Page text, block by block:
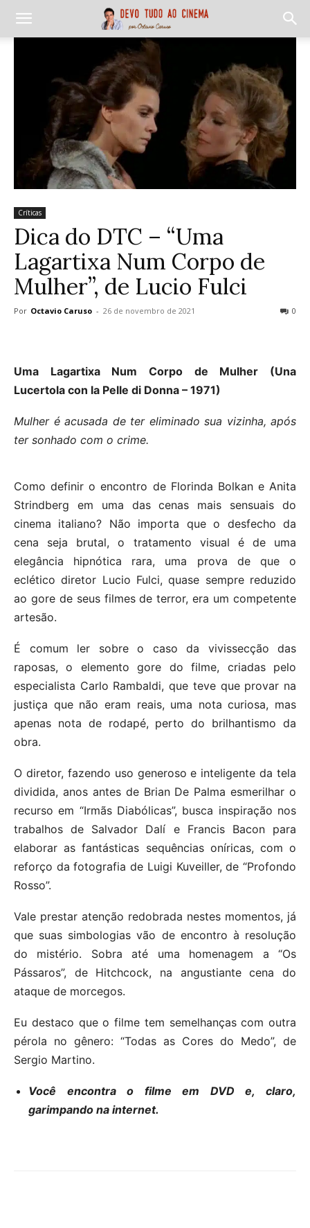
Críticas
Dica do DTC – “Uma
Lagartixa Num Corpo de
Mulher”, de Lucio Fulci
Por Octavio Caruso - 26 de novembro de 2021 0
Uma Lagartixa Num Corpo de Mulher (Una
Lucertola con la Pelle di Donna – 1971)
Mulher é acusada de ter eliminado sua vizinha, após
ter sonhado com o crime.
Como definir o encontro de Florinda Bolkan e Anita
Strindberg em uma das cenas mais sensuais do
cinema italiano? Não importa que o desfecho da
cena seja brutal, o tratamento visual é de uma
elegância hipnótica rara, uma prova de que o
eclético diretor Lucio Fulci, quase sempre reduzido
ao gore de seus filmes de terror, era um competente
artesão.
É comum ler sobre o caso da vivissecção das
raposas, o elemento gore do filme, criadas pelo
especialista Carlo Rambaldi, que teve que provar na
justiça que não eram reais, uma nota curiosa, mas
apenas nota de rodapé, perto do brilhantismo da
obra.
O diretor, fazendo uso generoso e inteligente da tela
dividida, anos antes de Brian De Palma esmerilhar o
recurso em “Irmãs Diabólicas”, busca inspiração nos
trabalhos de Salvador Dalí e Francis Bacon para
elaborar as fantásticas sequências oníricas, com o
reforço da fotografia de Luigi Kuveiller, de “Profondo
Rosso”.
Vale prestar atenção redobrada nestes momentos, já
que suas simbologias vão de encontro à resolução
do mistério. Sobra até uma homenagem a “Os
Pássaros”, de Hitchcock, na angustiante cena do
ataque de morcegos.
Eu destaco que o filme tem semelhanças com outra
pérola no gênero: “Todas as Cores do Medo”, de
Sergio Martino.
Você encontra o filme em DVD e, claro,
garimpando na internet.